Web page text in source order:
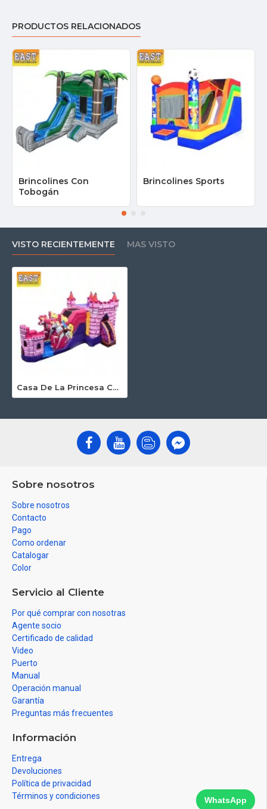
PRODUCTOS RELACIONADOS
Brincolines Con
Tobogán
Brincolines Sports
VISTO RECIENTEMENTE MAS VISTO
Casa De La Princesa Carro Con Caballos Rebote
Sobre nosotros
Sobre nosotros
Contacto
Pago
Como ordenar
Catalogar
Color
Servicio al Cliente
Por qué comprar con nosotras
Agente socio
Certificado de calidad
Video
Puerto
Manual
Operación manual
Garantía
Preguntas más frecuentes
Información
Entrega
Devoluciones
Política de privacidad
Términos y condiciones
WhatsApp